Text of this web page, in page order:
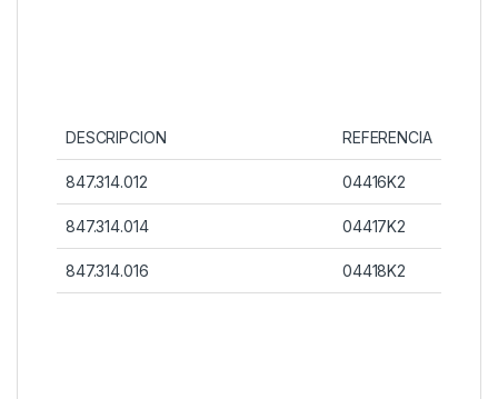
DESCRIPCION REFERENCIA
847.314.012 04416K2
847.314.014 04417K2
847.314.016 04418K2